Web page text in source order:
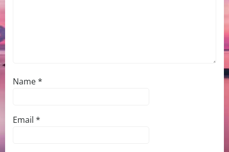
Name*
Email *